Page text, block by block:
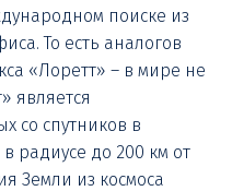
поиске из
То есть аналогов
«Лоретт» – в мире не
является
со спутников в
радиусе до 200 км от
Земли из космоса